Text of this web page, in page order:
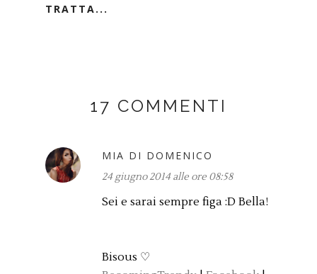
TRATTA...
17 COMMENTI
MIA DI DOMENICO
24 giugno 2014 alle ore 08:58
Sei e sarai sempre figa :D Bella!
Bisous ♡